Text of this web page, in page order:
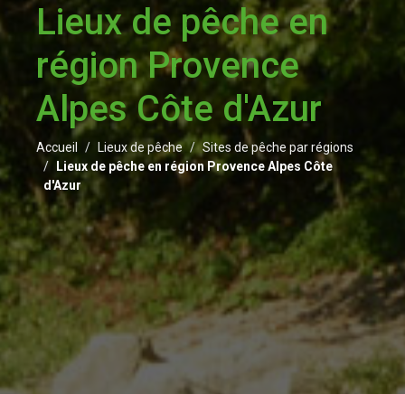
Lieux de pêche en
région Provence
Alpes Côte d'Azur
Accueil Lieux de pêche
Sites de pêche par régions
Lieux de pêche en région Provence Alpes Côte
d'Azur